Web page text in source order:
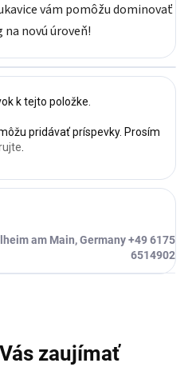
vám pomôžu dominovať
novú úroveň!
k tejto položke.
pridávať príspevky. Prosím
.
am Main, Germany +49 6175
6514902
zaujímať